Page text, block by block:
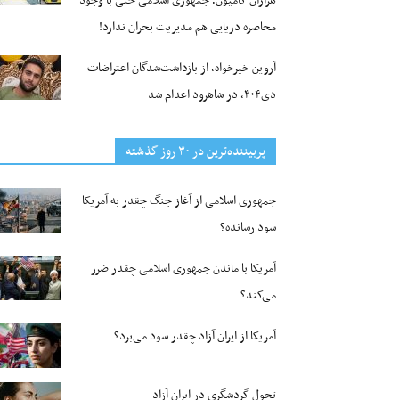
محاصره دریایی هم مدیریت بحران ندارد!
آروین خیرخواه، از بازداشت‌شدگان اعتراضات
دی۴۰۴، در شاهرود اعدام شد
پربیننده‌ترین‌ در ۳۰ روز گذشته
جمهوری اسلامی از آغاز جنگ چقدر به آمریکا
سود رسانده؟
آمریکا با ماندن جمهوری اسلامی چقدر ضرر
می‌کند؟
آمریکا از ایران آزاد چقدر سود می‌برد؟
تحول گردشگری در ایران آزاد